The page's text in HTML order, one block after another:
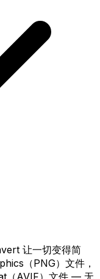
让一切变得简
（PNG）文件，
（AVIF）文件 — 无